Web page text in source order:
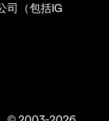
司（包括IG